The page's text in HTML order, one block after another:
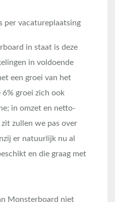
per vacatureplaatsing
in staat is deze
in voldoende
een groei van het
groei zich ook
in omzet en netto-
zullen we pas over
er natuurlijk nu al
en die graag met
Monsterboard niet